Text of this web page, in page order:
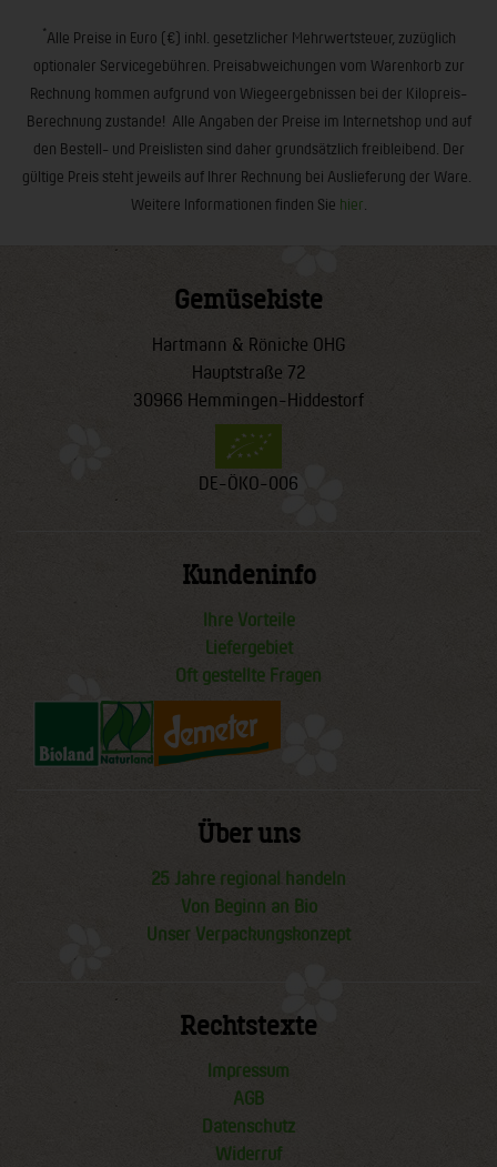
*Alle Preise in Euro (€) inkl. gesetzlicher Mehrwertsteuer, zuzüglich
optionaler Servicegebühren. Preisabweichungen vom Warenkorb zur
Rechnung kommen aufgrund von Wiegeergebnissen bei der Kilopreis-
Berechnung zustande! Alle Angaben der Preise im Internetshop und auf
den Bestell- und Preislisten sind daher grundsätzlich freibleibend. Der
gültige Preis steht jeweils auf Ihrer Rechnung bei Auslieferung der Ware.
Weitere Informationen finden Sie hier
Gemüsekiste
Hartmann & Rönicke OHG
Hauptstraße 72
30966 Hemmingen-Hiddestorf
DE-ÖKO-006
Kundeninfo
Ihre Vorteile
Liefergebiet
Oft gestellte Fragen
Über uns
25 Jahre regional handeln
Von Beginn an Bio
Unser Verpackungskonzept
Rechtstexte
Impressum
AGB
Datenschutz
Widerruf